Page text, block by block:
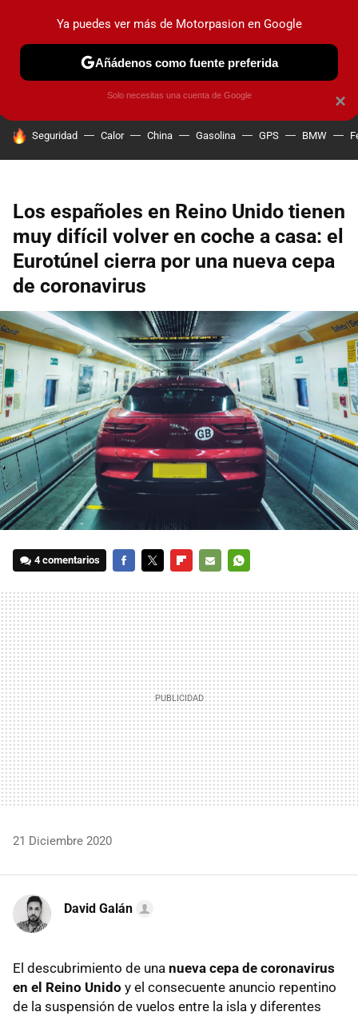
PRUEBAS COCHES ELÉCTRICOS OBSERVATORIO
HOY SE HABLA DE
Seguridad Calor China Gasolina GPS BMW
Los españoles en Reino Unido tienen
muy difícil volver en coche a casa: el
Eurotúnel cierra por una nueva cepa
de coronavirus
4 comentarios
MAIL
21 Diciembre 2020
David Galán
El descubrimiento de una nueva cepa de coronavirus
en el Reino Unido y el consecuente anuncio repentino
de la suspensión de vuelos entre la isla y diferentes
×
Ya puedes ver más de Motorpasion en Google
Añádenos como fuente preferida
Solo necesitas una cuenta de Google